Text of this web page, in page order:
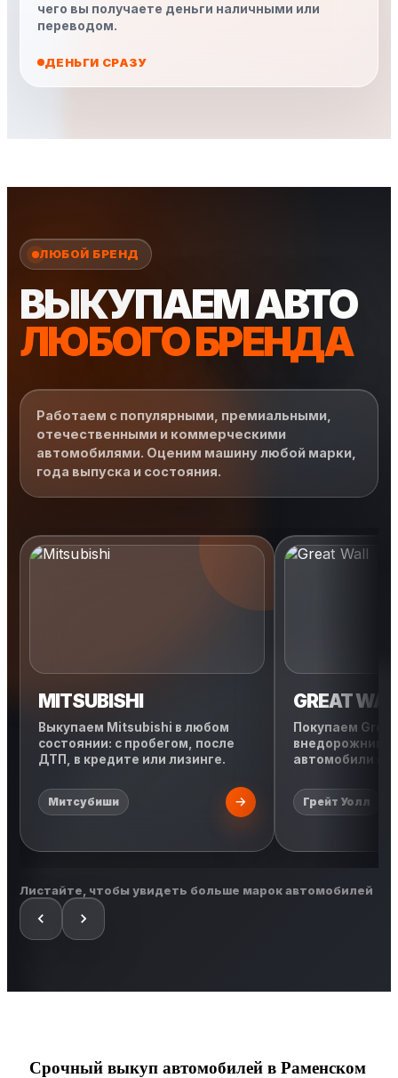
чего вы получаете деньги наличными или
переводом.
ДЕНЬГИ СРАЗУ
ЛЮБОЙ БРЕНД
ВЫКУПАЕМ АВТО
ЛЮБОГО БРЕНДА
Работаем с популярными, премиальными,
отечественными и коммерческими
автомобилями. Оценим машину любой марки,
года выпуска и состояния.
MITSUBISHI
Выкупаем Mitsubishi в любом
состоянии: с пробегом, после
ДТП, в кредите или лизинге.
Митсубиши
GREAT
Покупаем
внедорожники,
автомобили с
Грейт Уолл
Листайте, чтобы увидеть больше марок автомобилей
Срочный выкуп автомобилей в Раменском